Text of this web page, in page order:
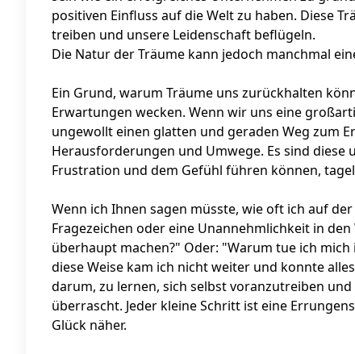
positiven Einfluss auf die Welt zu haben. Diese
treiben und unsere Leidenschaft beflügeln.
Die Natur der Träume kann jedoch manchmal
Ein Grund, warum Träume uns zurückhalten
Erwartungen wecken. Wenn wir uns eine
ungewollt einen glatten und geraden Weg zum
Herausforderungen und Umwege. Es sind
Frustration und dem Gefühl führen können,
Wenn ich Ihnen sagen müsste, wie oft ich auf
Fragezeichen oder eine Unannehmlichkeit in
überhaupt machen?" Oder: "Warum tue ich
diese Weise kam ich nicht weiter und konnte
darum, zu lernen, sich selbst voranzutreiben
überrascht. Jeder kleine Schritt ist eine
Glück näher.